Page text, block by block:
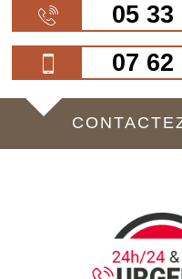
05 33
07 62